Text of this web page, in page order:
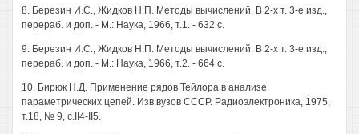
8. Березин И.С., Жидков Н.П. Методы вычислений. В 2-х т. 3-е изд.,
перераб. и доп. - М.: Наука, 1966, т.1. - 632 с.
9. Березин И.С., Жидков Н.П. Методы вычислений. В 2-х т. 3-е изд.,
перераб. и доп. - М.: Наука, 1966, т.2. - 664 с.
10. Бирюк Н.Д. Применение рядов Тейлора в анализе
параметрических цепей. Изв.вузов СССР. Радиоэлектроника, 1975,
т.18, № 9, с.II4-II5.